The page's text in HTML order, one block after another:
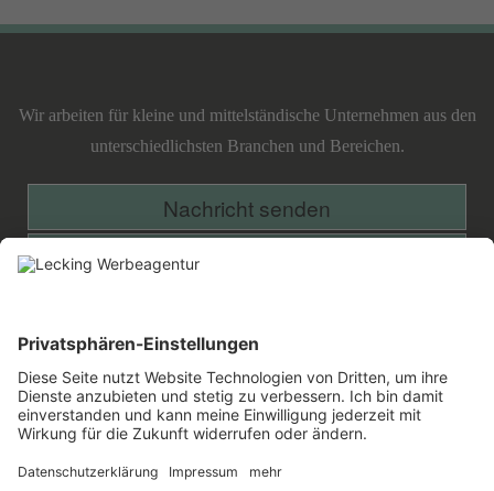
Werbeagentur
Wir arbeiten für kleine und mittelständische Unternehmen aus den
unterschiedlichsten Branchen und Bereichen.
Nachricht senden
Projekt anfragen
Plus
»Wenn Sie einen Dollar in eine Idee
stecken wollen,